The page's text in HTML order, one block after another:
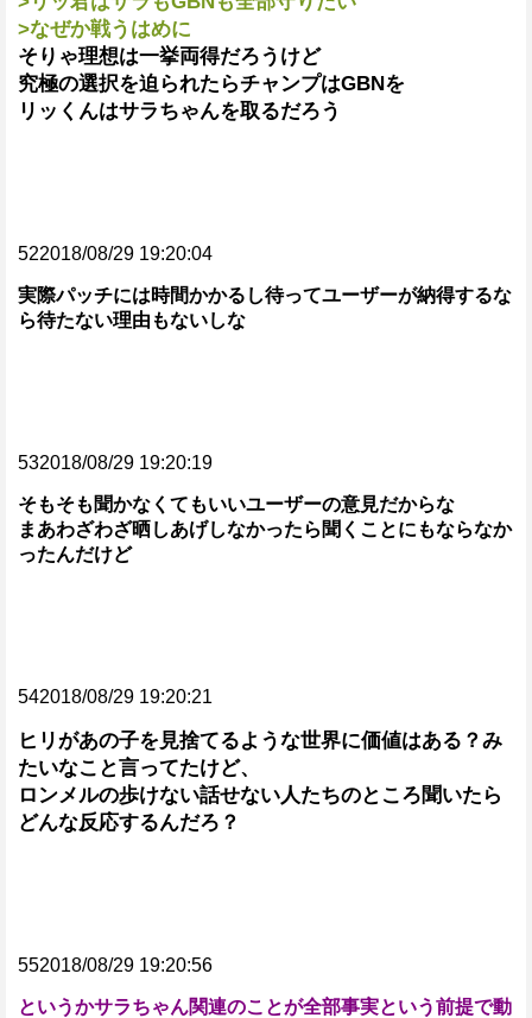
>なぜか戦うはめに
そりゃ理想は一挙両得だろうけど
究極の選択を迫られたらチャンプはGBNを
リッくんはサラちゃんを取るだろう
522018/08/29 19:20:04
実際パッチには時間かかるし待ってユーザーが納得するな
ら待たない理由もないしな
532018/08/29 19:20:19
そもそも聞かなくてもいいユーザーの意見だからな
まあわざわざ晒しあげしなかったら聞くことにもならなか
ったんだけど
542018/08/29 19:20:21
ヒリがあの子を見捨てるような世界に価値はある？み
たいなこと言ってたけど、
ロンメルの歩けない話せない人たちのところ聞いたら
どんな反応するんだろ？
552018/08/29 19:20:56
というかサラちゃん関連のことが全部事実という前提で動